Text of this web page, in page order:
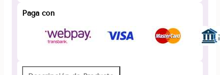
Paga con